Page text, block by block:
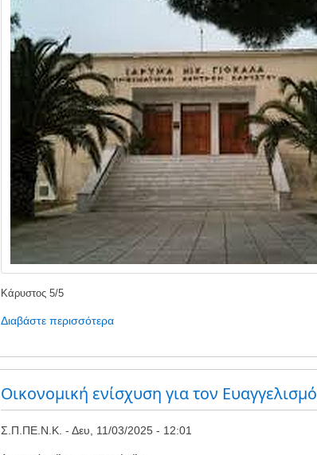
Κάρυστος 5/5
Διαβάστε περισσότεραγια
Πνοή
πρασίνου
στο
Γιοκάλειο
Κέντρο:
Οικονομική ενίσχυση για τον Ευαγγελισμό
Σ.Π.ΠΕ.Ν.Κ. Δευ, 11/03/2025 - 12:01